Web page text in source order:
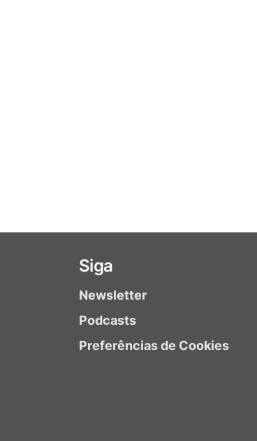
Siga
Newsletter
Podcasts
Preferências de Cookies